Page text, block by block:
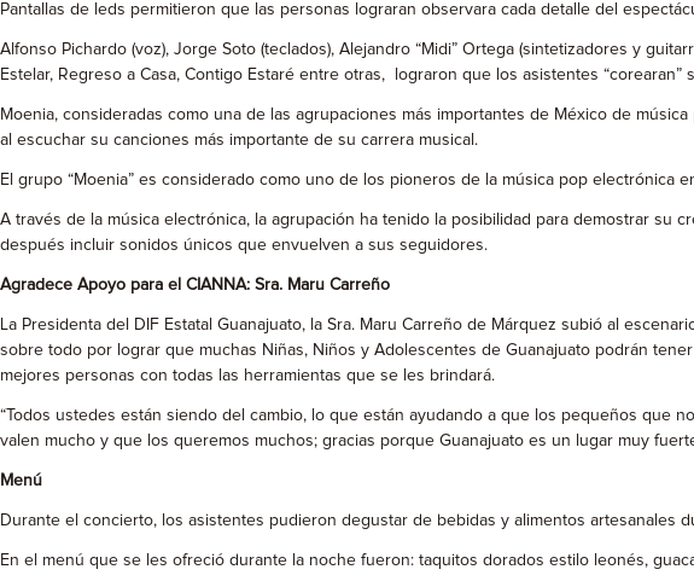
Pantallas de leds permitieron que las personas lograran observara cada detalle del
Alfonso Pichardo (voz), Jorge Soto (teclados), Alejandro “Midi” Ortega (sintetizadores y
Estelar, Regreso a Casa, Contigo Estaré entre otras, lograron que los asistentes
Moenia, consideradas como una de las agrupaciones más importantes de México de
al escuchar su canciones más importante de su carrera musical.
El grupo “Moenia” es considerado como uno de los pioneros de la música pop
A través de la música electrónica, la agrupación ha tenido la posibilidad para demostrar su
después incluir sonidos únicos que envuelven a sus seguidores.
Agradece Apoyo para el CIANNA: Sra. Maru Carreño
La Presidenta del DIF Estatal Guanajuato, la Sra. Maru Carreño de Márquez subió al
sobre todo por lograr que muchas Niñas, Niños y Adolescentes de Guanajuato podrán
mejores personas con todas las herramientas que se les brindará.
“Todos ustedes están siendo del cambio, lo que están ayudando a que los pequeños que
valen mucho y que los queremos muchos; gracias porque Guanajuato es un lugar muy
Menú
Durante el concierto, los asistentes pudieron degustar de bebidas y alimentos
En el menú que se les ofreció durante la noche fueron: taquitos dorados estilo leonés,